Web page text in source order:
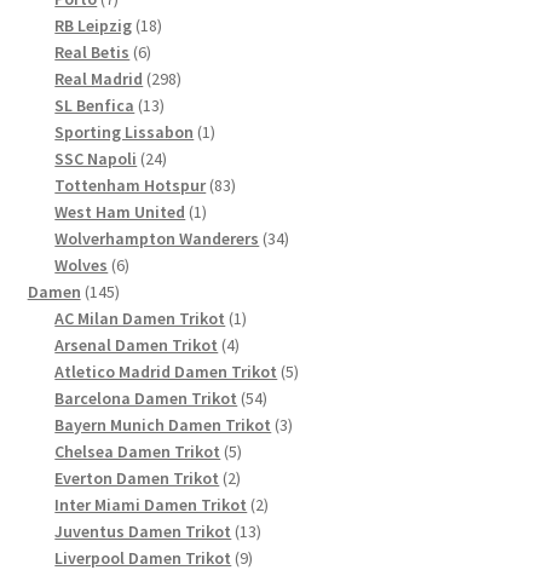
Produkte
RB Leipzig 1818
Real Betis 66
Produkte
Real Madrid 298298
SL Benfica 1313
Produkte
Sporting Lissabon 11
SSC Napoli 2424
Produkte
Tottenham Hotspur 8383
West Ham United 11
Produkt
Wolverhampton Wanderers 3434
Wolves 66
Damen 145145
Produkte
AC Milan Damen Trikot 11
Arsenal Damen Trikot 44
Produkte
Atletico Madrid Damen Trikot 55
Barcelona Damen Trikot 5454
Produkte
Bayern Munich Damen Trikot 33
Chelsea Damen Trikot 55
Produkte
Everton Damen Trikot 22
Produkte
Inter Miami Damen Trikot 22
Juventus Damen Trikot 1313
Liverpool Damen Trikot 99